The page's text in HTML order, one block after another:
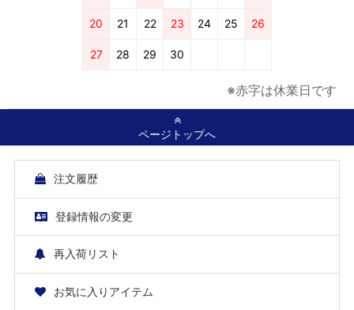
20 21 22 23 24 25 26
27 28 29 30
※赤字は休業日です
ページトップへ
注文履歴
登録情報の変更
再入荷リスト
お気に入りアイテム